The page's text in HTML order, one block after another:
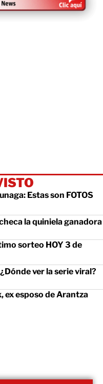
Estas son FOTOS
la quiniela ganadora
sorteo HOY 3 de
ver la serie viral?
ex esposo de Arantza